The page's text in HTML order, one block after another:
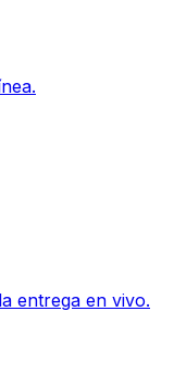
entrega en vivo.